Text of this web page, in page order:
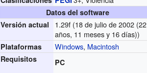
Datos del software
Versión actual
1.29f (18 de julio de 2002 (22
años, 11 meses y 16 días))
Plataformas Windows, Macintosh
Requisitos PC